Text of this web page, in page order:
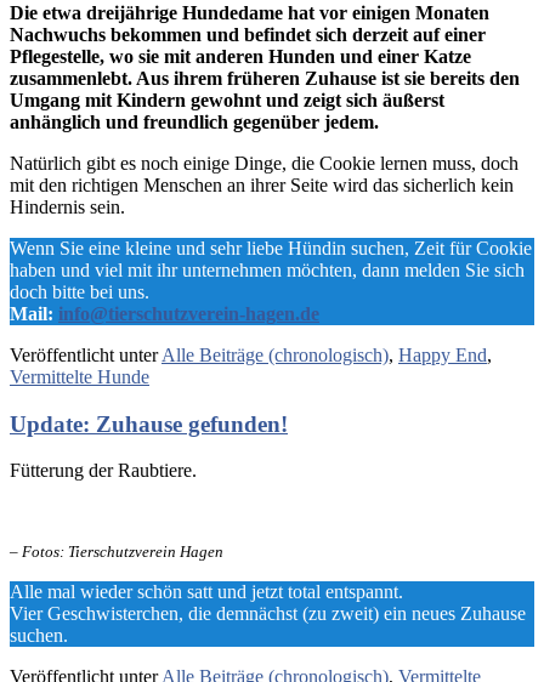
Die etwa dreijährige Hundedame hat vor einigen Monaten
Nachwuchs bekommen und befindet sich derzeit auf einer
Pflegestelle, wo sie mit anderen Hunden und einer Katze
zusammenlebt. Aus ihrem früheren Zuhause ist sie bereits den
Umgang mit Kindern gewohnt und zeigt sich äußerst
anhänglich und freundlich gegenüber jedem.
Natürlich gibt es noch einige Dinge, die Cookie lernen muss, doch
mit den richtigen Menschen an ihrer Seite wird das sicherlich kein
Hindernis sein.
Wenn Sie eine kleine und sehr liebe Hündin suchen, Zeit für Cookie
haben und viel mit ihr unternehmen möchten, dann melden Sie sich
doch bitte bei uns.
Mail: info@tierschutzverein-hagen.de
Veröffentlicht unter Alle Beiträge (chronologisch), Happy End,
Vermittelte Hunde
Update: Zuhause gefunden!
Fütterung der Raubtiere.
– Fotos: Tierschutzverein Hagen
Alle mal wieder schön satt und jetzt total entspannt.
Vier Geschwisterchen, die demnächst (zu zweit) ein neues Zuhause
suchen.
Veröffentlicht unter Alle Beiträge (chronologisch), Vermittelte